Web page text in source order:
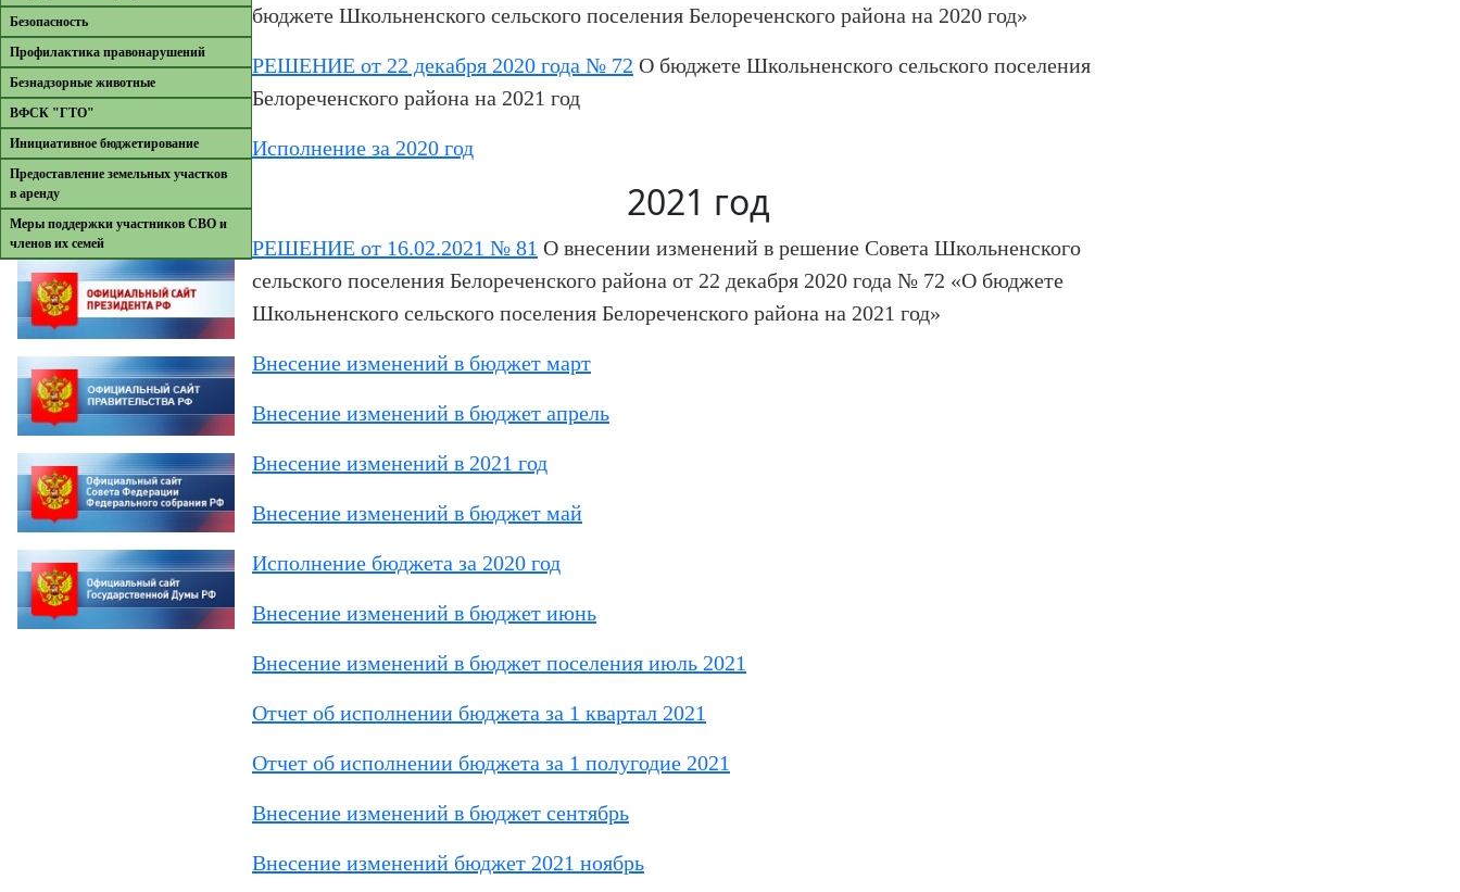
Безопасность
Профилактика правонарушений
Безнадзорные животные
ВФСК "ГТО"
Инициативное бюджетирование
Предоставление земельных участков
в аренду
Меры поддержки участников СВО и
членов их семей
бюджете Школьненского сельского поселения Белореченского района на 2020 год»
РЕШЕНИЕ от 22 декабря 2020 года № 72 О бюджете Школьненского сельского поселения
Белореченского района на 2021 год
Исполнение за 2020 год
2021 год
РЕШЕНИЕ от 16.02.2021 № 81 О внесении изменений в решение Совета Школьненского
сельского поселения Белореченского района от 22 декабря 2020 года № 72 «О бюджете
Школьненского сельского поселения Белореченского района на 2021 год»
Внесение изменений в бюджет март
Внесение изменений в бюджет апрель
Внесение изменений в 2021 год
Внесение изменений в бюджет май
Исполнение бюджета за 2020 год
Внесение изменений в бюджет июнь
Внесение изменений в бюджет поселения июль 2021
Отчет об исполнении бюджета за 1 квартал 2021
Отчет об исполнении бюджета за 1 полугодие 2021
Внесение изменений в бюджет сентябрь
Внесение изменений бюджет 2021 ноябрь